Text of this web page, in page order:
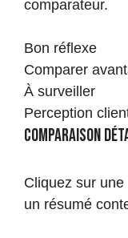
comparateur.
Bon réflexe
Comparer
À surveiller
Perception
Comparaison
Cliquez sur
un résumé